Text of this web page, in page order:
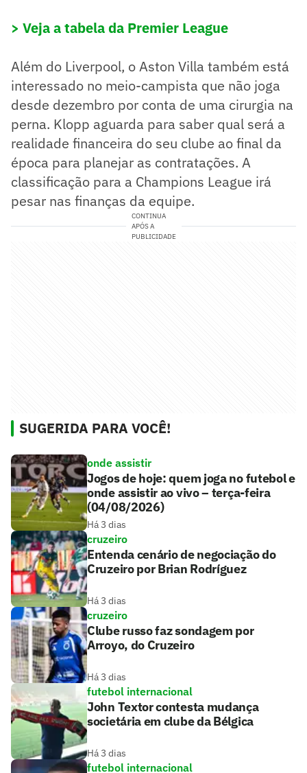
> Veja a tabela da Premier League
Além do Liverpool, o Aston Villa também está
interessado no meio-campista que não joga
desde dezembro por conta de uma cirurgia na
perna. Klopp aguarda para saber qual será a
realidade financeira do seu clube ao final da
época para planejar as contratações. A
classificação para a Champions League irá
pesar nas finanças da equipe.
CONTINUA
APÓS A
PUBLICIDADE
SUGERIDA PARA VOCÊ!
onde assistir
Jogos de hoje: quem joga no futebol e
onde assistir ao vivo – terça-feira
(04/08/2026)
Há 3 dias
cruzeiro
Entenda cenário de negociação do
Cruzeiro por Brian Rodríguez
Há 3 dias
cruzeiro
Clube russo faz sondagem por
Arroyo, do Cruzeiro
Há 3 dias
futebol internacional
John Textor contesta mudança
societária em clube da Bélgica
Há 3 dias
futebol internacional